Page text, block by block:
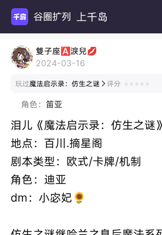
谷圈扩列 上千岛
雙子座🅰淚兒💋
2024-03-16
玩过魔法启示录：仿生之谜  评分
角色： 笛亚
泪儿《魔法启示录：仿生之谜
地点：百川.摘星阁
剧本类型：欧式/卡牌/机制
角色：迪亚
dm：小宓妃🌻